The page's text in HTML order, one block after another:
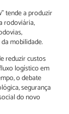
tende a produzir
rodoviária,
mobilidade.
reduzir custos
logístico em
o debate
segurança
do novo